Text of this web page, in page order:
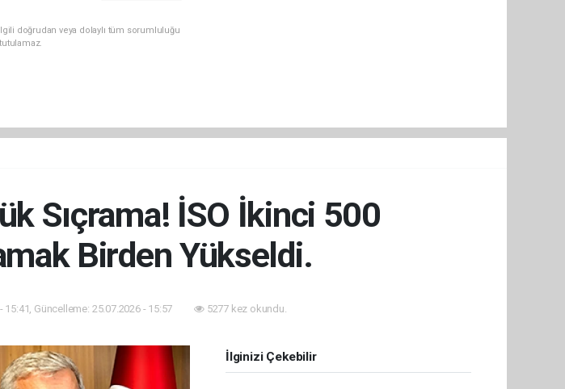
doğrudan veya dolaylı tüm sorumluluğu
Sıçrama! İSO İkinci 500
Birden Yükseldi.
Güncelleme: 25.07.2026 - 15:57 5277 kez okundu.
İlginizi Çekebilir